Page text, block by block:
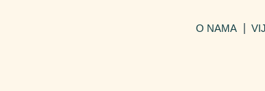
O NAMA